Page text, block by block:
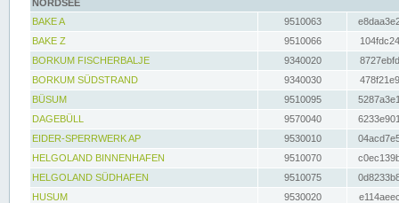
NORDSEE
BAKE A
9510063
BAKE Z
9510066
BORKUM FISCHERBALJE
9340020
BORKUM SÜDSTRAND
9340030
BÜSUM
9510095
DAGEBÜLL
9570040
EIDER-SPERRWERK AP
9530010
HELGOLAND BINNENHAFEN
9510070
HELGOLAND SÜDHAFEN
9510075
HUSUM
9530020